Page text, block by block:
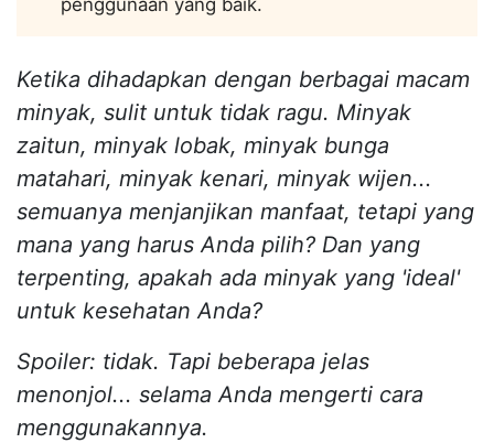
Ketika dihadapkan dengan berbagai macam
minyak, sulit untuk tidak ragu. Minyak
zaitun, minyak lobak, minyak bunga
matahari, minyak kenari, minyak wijen...
semuanya menjanjikan manfaat, tetapi yang
mana yang harus Anda pilih? Dan yang
terpenting, apakah ada minyak yang 'ideal'
untuk kesehatan Anda?
Spoiler: tidak. Tapi beberapa jelas
menonjol... selama Anda mengerti cara
menggunakannya.